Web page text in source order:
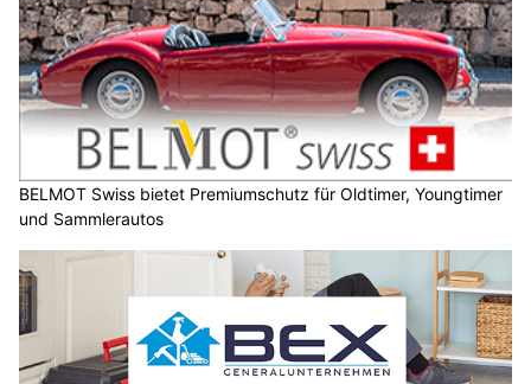
BELMOT Swiss bietet Premiumschutz für Oldtimer, Youngtimer
und Sammlerautos